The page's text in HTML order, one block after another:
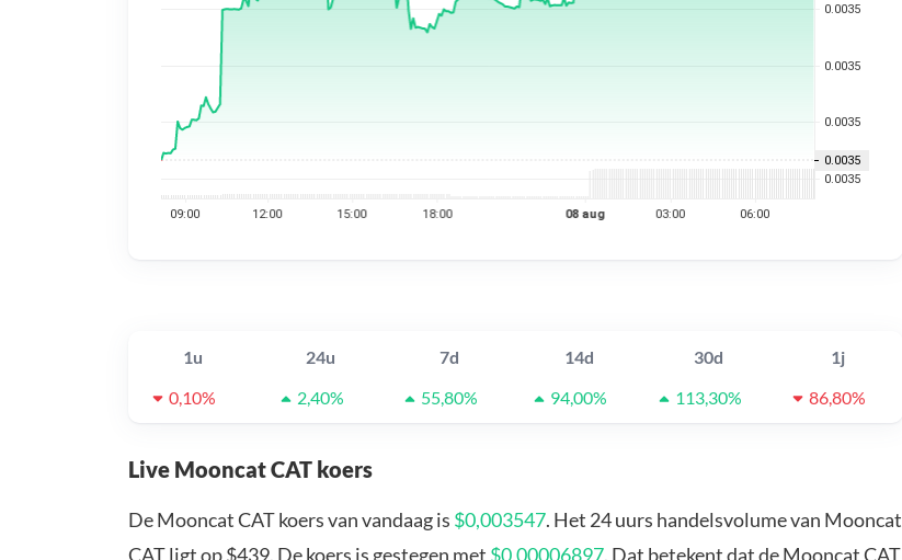
1u 24u 7d 14d 30d
1j
0,10%
2,40% 55,80% 94,00% 113,30% 86,80%
Live Mooncat CAT koers
De Mooncat CAT koers van vandaag is $0,003547. Het 24 uurs handelsvolume van Mooncat
CAT ligt op $439. De koers is gestegen met $0,00006897. Dat betekent dat de Mooncat CAT